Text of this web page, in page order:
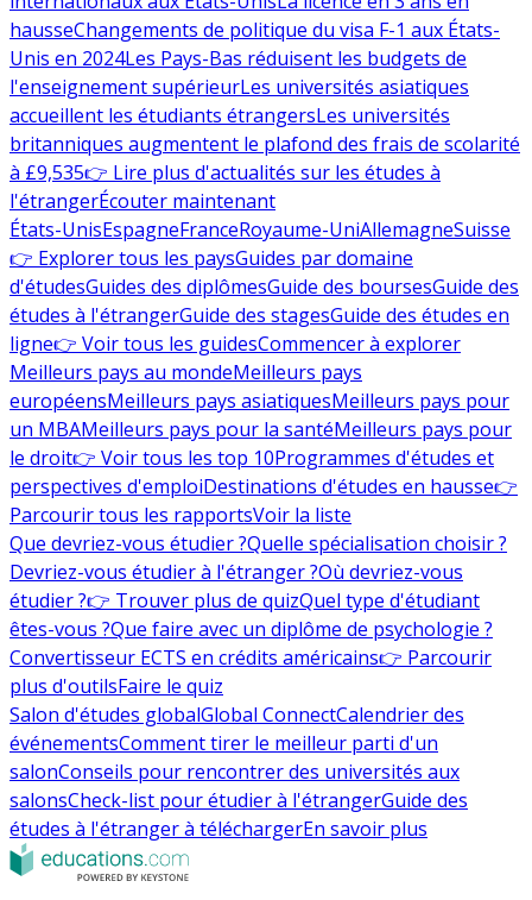
hausseChangements de politique du visa F-1 aux États-
Unis en 2024Les Pays-Bas réduisent les budgets de
l'enseignement supérieurLes universités asiatiques
accueillent les étudiants étrangersLes universités
britanniques augmentent le plafond des frais de scolarité
à £9,535👉 Lire plus d'actualités sur les études à
l'étrangerÉcouter maintenant
États-UnisEspagneFranceRoyaume-UniAllemagneSuisse
👉 Explorer tous les paysGuides par domaine
d'étudesGuides des diplômesGuide des boursesGuide des
études à l'étrangerGuide des stagesGuide des études en
ligne👉 Voir tous les guidesCommencer à explorer
Meilleurs pays au mondeMeilleurs pays
européensMeilleurs pays asiatiquesMeilleurs pays pour
un MBAMeilleurs pays pour la santéMeilleurs pays pour
le droit👉 Voir tous les top 10Programmes d'études et
perspectives d'emploiDestinations d'études en hausse👉
Parcourir tous les rapportsVoir la liste
Que devriez-vous étudier ?Quelle spécialisation choisir ?
Devriez-vous étudier à l'étranger ?Où devriez-vous
étudier ?👉 Trouver plus de quizQuel type d'étudiant
êtes-vous ?Que faire avec un diplôme de psychologie ?
Convertisseur ECTS en crédits américains👉 Parcourir
plus d'outilsFaire le quiz
Salon d'études globalGlobal ConnectCalendrier des
événementsComment tirer le meilleur parti d'un
salonConseils pour rencontrer des universités aux
salonsCheck-list pour étudier à l'étrangerGuide des
études à l'étranger à téléchargerEn savoir plus